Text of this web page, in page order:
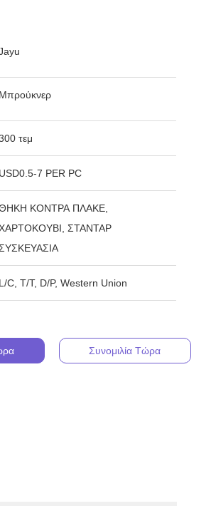
Μπρούκνερ
τεμ
USD0.5-7 PER PC
ΚΟΝΤΡΑ ΠΛΑΚΕ,
ΣΤΑΝΤΑΡ
L/C, T/T, D/P, Western Union
Συνομιλία Τώρα